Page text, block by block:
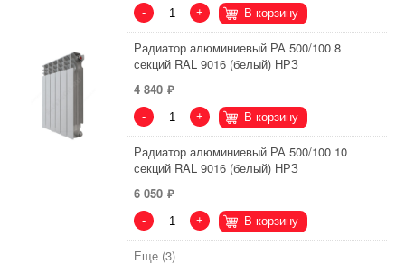
- + В корзину
Радиатор алюминиевый РА 500/100 8
секций RAL 9016 (белый) НРЗ
4 840
- + В корзину
Радиатор алюминиевый РА 500/100 10
секций RAL 9016 (белый) НРЗ
6 050
- + В корзину
Еще (3)